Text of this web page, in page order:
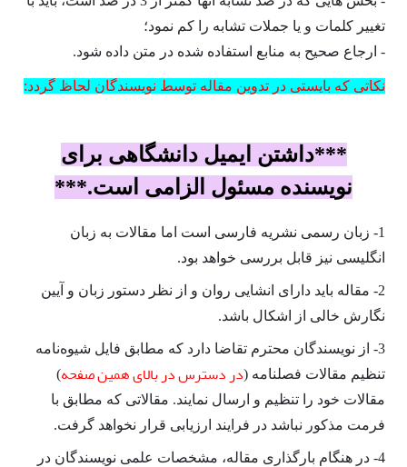
تغییر کلمات و یا جملات تشابه را کم نمود؛
- ارجاع صحیح به منابع استفاده شده در متن داده شود.
نکاتی که بایستی در تدوین مقاله توسط نویسندگان لحاظ گردد:
***داشتن ایمیل دانشگاهی برای
نویسنده مسئول الزامی است.***
1- زبان رسمی نشریه فارسی است اما مقالات به زبان
انگلیسی نیز قابل بررسی خواهد بود.
2- مقاله باید دارای انشایی روان و از نظر دستور زبان و آیین
نگارش خالی از اشکال باشد.
3- از نویسندگان محترم تقاضا دارد که مطابق فایل شیوه‌نامه
تنظیم مقالات فصلنامه (در دسترس در بالای همین صفحه)
مقالات خود را تنظیم و ارسال نمایند. مقالاتی که مطابق با
فرمت مذکور نباشد در فرایند ارزیابی قرار نخواهد گرفت.
4- در هنگام بارگذاری مقاله، مشخصات علمی نویسندگان در